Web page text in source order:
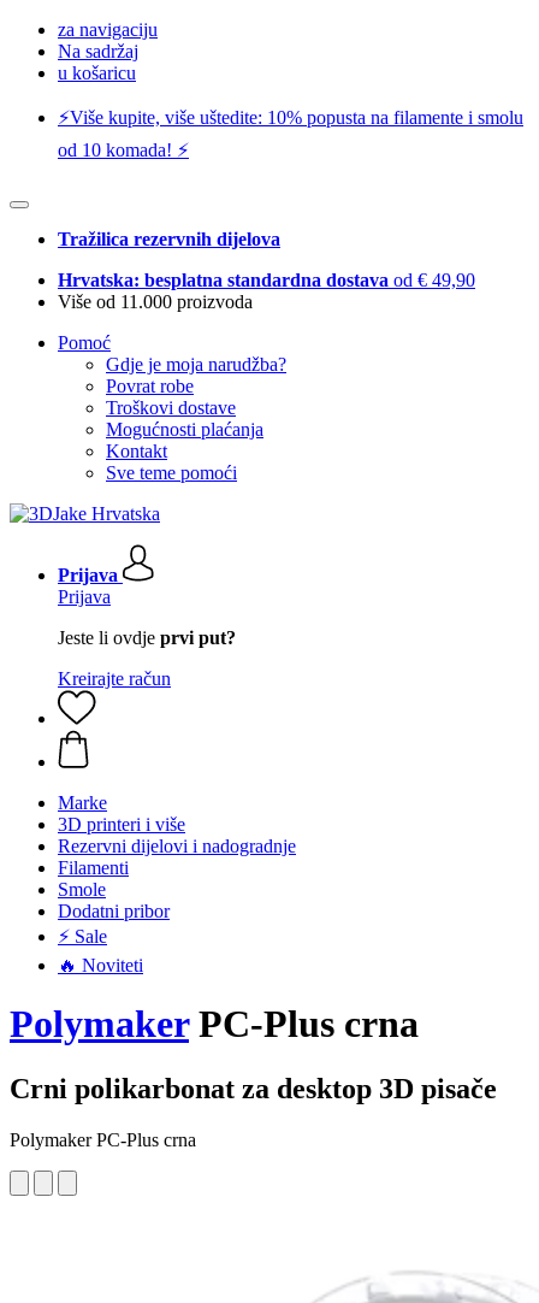
za navigaciju
Na sadržaj
u košaricu
⚡️Više kupite, više uštedite: 10% popusta na filamente i smolu
od 10 komada! ⚡️
Tražilica rezervnih dijelova
Hrvatska: besplatna standardna dostava od € 49,90
Više od 11.000 proizvoda
Pomoć
Gdje je moja narudžba?
Povrat robe
Troškovi dostave
Mogućnosti plaćanja
Kontakt
Sve teme pomoći
Prijava
Prijava
Jeste li ovdje prvi put?
Kreirajte račun
Marke
3D printeri i više
Rezervni dijelovi i nadogradnje
Filamenti
Smole
Dodatni pribor
⚡ Sale
🔥 Noviteti
PolymakerPC-Plus crna
Crni polikarbonat za desktop 3D pisače
Polymaker PC-Plus crna